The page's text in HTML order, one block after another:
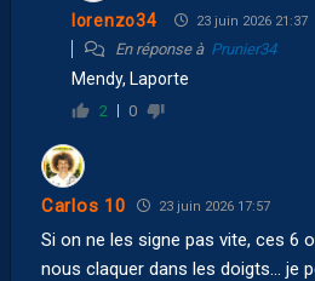
lorenzo34 23 juin 2026 21:37
En réponse à Prunier34
Mendy, Laporte
2 0
Carlos 10 23 juin 2026 17:57
Si on ne les signe pas vite, ces 6
nous claquer dans les doigts… je